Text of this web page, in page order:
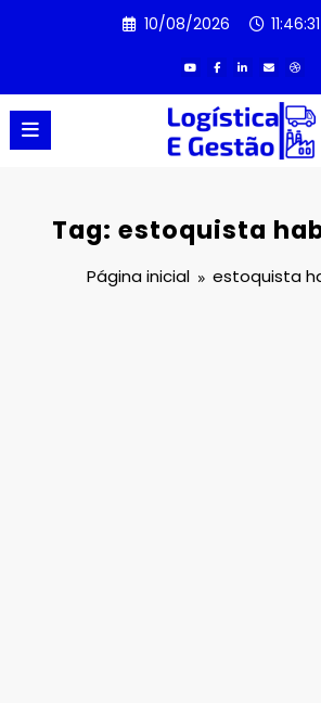
10/08/2026
Tag: estoquista
Página inicial estoquista